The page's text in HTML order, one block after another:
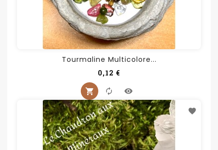
Tourmaline Multicolore...
0,12 €